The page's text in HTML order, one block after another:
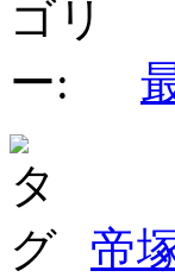
帝